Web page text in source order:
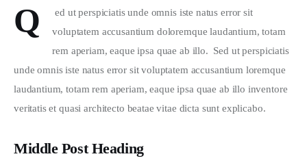
Q
ed ut perspiciatis unde omnis iste natus error sit
voluptatem accusantium doloremque laudantium, totam
rem aperiam, eaque ipsa quae ab illo.  Sed ut perspiciatis
unde omnis iste natus error sit voluptatem accusantium loremque
laudantium, totam rem aperiam, eaque ipsa quae ab illo inventore
veritatis et quasi architecto beatae vitae dicta sunt explicabo.
Middle Post Heading